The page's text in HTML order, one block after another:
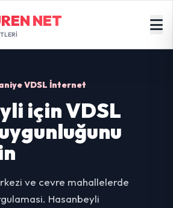
NET
VDSL İnternet
için VDSL
ve cevre mahallelerde
Hasanbeyli